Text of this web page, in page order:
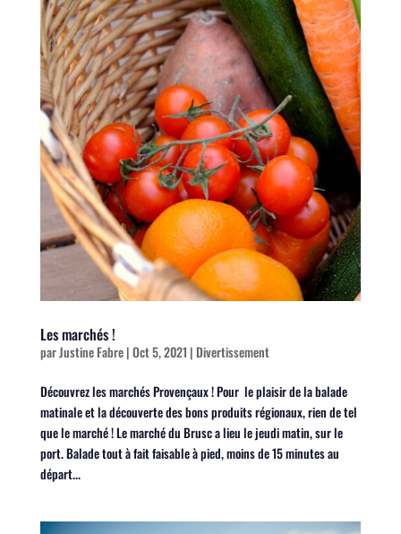
Les marchés !
parJustine Fabre|Oct 5, 2021 | Divertissement
Découvrez les marchés Provençaux ! Pour le plaisir de la balade
matinale et la découverte des bons produits régionaux, rien de tel
que le marché ! Le marché du Brusc a lieu le jeudi matin, sur le
port. Balade tout à fait faisable à pied, moins de 15 minutes au
départ...